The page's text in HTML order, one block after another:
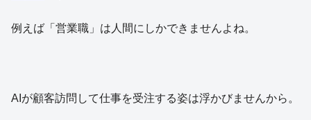
例えば「営業職」は人間にしかできませんよね。
AIが顧客訪問して仕事を受注する姿は浮かびませんから。